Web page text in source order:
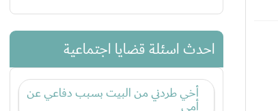
احدث اسئلة قضايا اجتماعية
أخي طردني من البيت بسبب دفاعي عن
أمي